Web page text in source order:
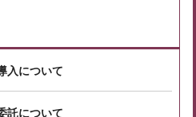
入について
託について